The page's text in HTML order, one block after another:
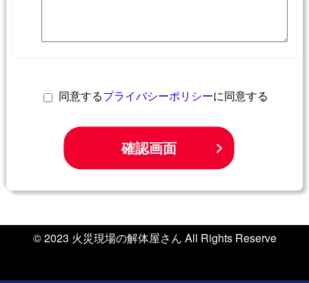
同意するプライバシーポリシーに同意する
© 2023 火災現場の解体屋さん All Rights Reserve